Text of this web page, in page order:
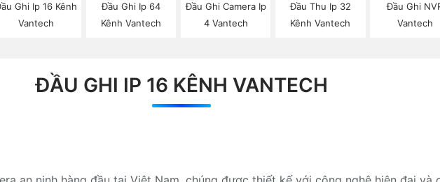
Ghi Ip 16 Kênh
Vantech
Đầu Ghi Ip 64
Kênh Vantech
Đầu Ghi Camera Ip
4 Vantech
Đầu Thu Ip 32
Kênh Vantech
Đầu Ghi
Vantech
ĐẦU GHI IP 16 KÊNH VANTECH